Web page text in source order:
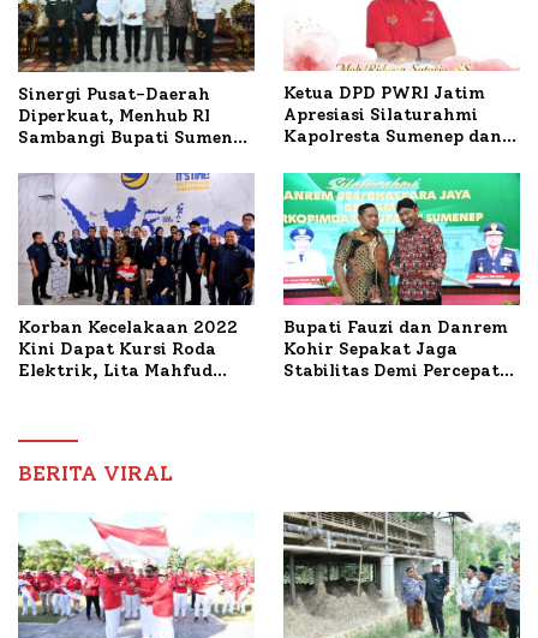
Sinergi Pusat-Daerah
Diperkuat, Menhub RI
Sambangi Bupati Sumenep
Mutiara Sentosa II
Ketua DPD PWRI Jatim
Apresiasi Silaturahmi
Kapolresta Sumenep dan
Ideal Polri-Pers
Korban Kecelakaan 2022
Kini Dapat Kursi Roda
Elektrik, Lita Mahfud
Nabil
Bupati Fauzi dan Danrem
Kohir Sepakat Jaga
Stabilitas Demi Percepat
BERITA VIRAL